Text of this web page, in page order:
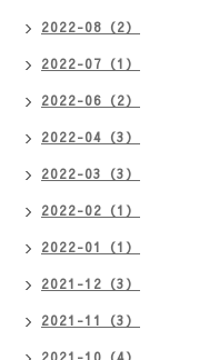
2022-08（2）
2022-07（1）
2022-06（2）
2022-04（3）
2022-03（3）
2022-02（1）
2022-01（1）
2021-12（3）
2021-11（3）
2021-10（4）